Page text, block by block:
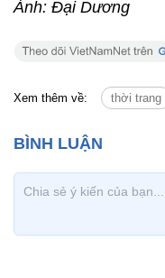
Ảnh: Đại Dương
Xem thêm về: thời trang